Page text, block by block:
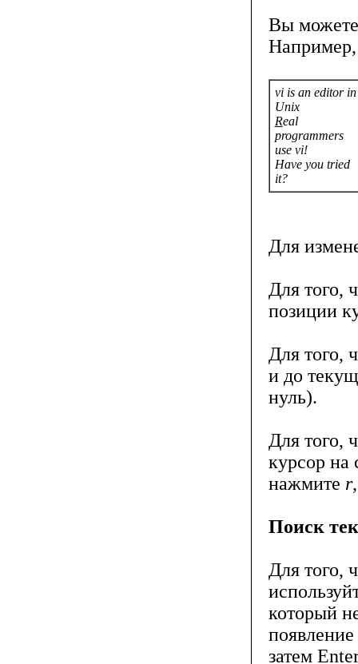
Вы можете
vi is an editor in
Unix
Real
programmers
use vi!
Have you tried
it?
Для
Для того,
позиции
Для того,
и до
нуль).
Для того,
курсор на
нажмите r
Поиск
Для того,
который
затем